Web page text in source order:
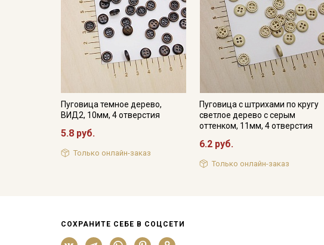
Пуговица темное дерево,
ВИД2, 10мм, 4 отверстия
5.8 руб.
Только онлайн-заказ
Пуговица с штрихами по кругу
светлое дерево с серым
оттенком, 11мм, 4 отверстия
6.2 руб.
Только онлайн-заказ
СОХРАНИТЕ СЕБЕ В СОЦСЕТИ